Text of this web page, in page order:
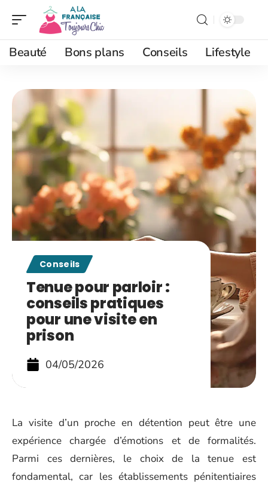
Beauté Bons plans Conseils Lifestyle
Conseils
Tenue pour parloir :
conseils pratiques
pour une visite en
prison
04/05/2026
La visite d’un proche en détention peut être une
expérience chargée d’émotions et de formalités.
Parmi ces dernières, le choix de la tenue est
fondamental, car les établissements pénitentiaires